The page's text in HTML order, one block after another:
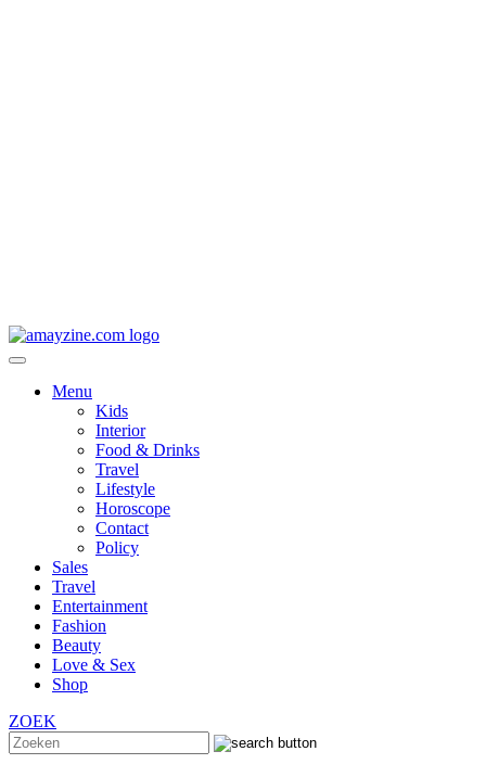
Menu
Kids
Interior
Food & Drinks
Travel
Lifestyle
Horoscope
Contact
Policy
Sales
Travel
Entertainment
Fashion
Beauty
Love & Sex
Shop
ZOEK